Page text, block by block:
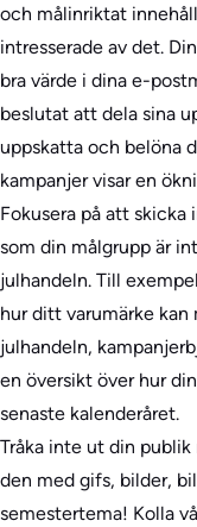
och målinriktat
intresserade av det.
bra värde i dina e-
beslutat att dela sina
uppskatta och belöna
kampanjer visar en
Fokusera på att
som din målgrupp är
julhandeln. Till
hur ditt varumärke kan
julhandeln,
en översikt över hur
senaste kalenderåret.
Tråka inte ut din
den med gifs, bilder,
semestertema! Kolla